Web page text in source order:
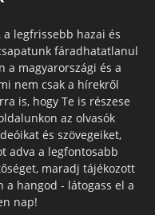
legfrissebb hazai és
fáradhatatlanul
a magyarországi és a
nem csak a hírekről
is, hogy Te is részese
az olvasók
és szövegeiket,
adva a legfontosabb
maradj tájékozott
a hangod - látogass el a
nap!